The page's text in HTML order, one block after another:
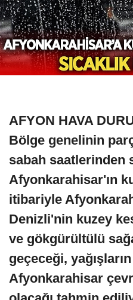
AFYON HAVA
Bölge genelinin
sabah saatlerinden
Afyonkarahisar'ın
itibariyle
Denizli'nin kuzey
ve gökgürültülü
geçeceği,
Afyonkarahisar